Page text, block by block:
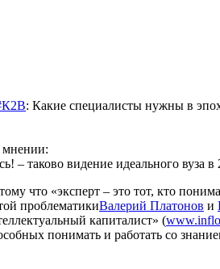
: Какие специалисты нужны в
мнении:
– таково видение идеального вуза
что «эксперт – это тот, кто
проблематикиВалерий Платонов и
капиталист» (
понимать и работать со